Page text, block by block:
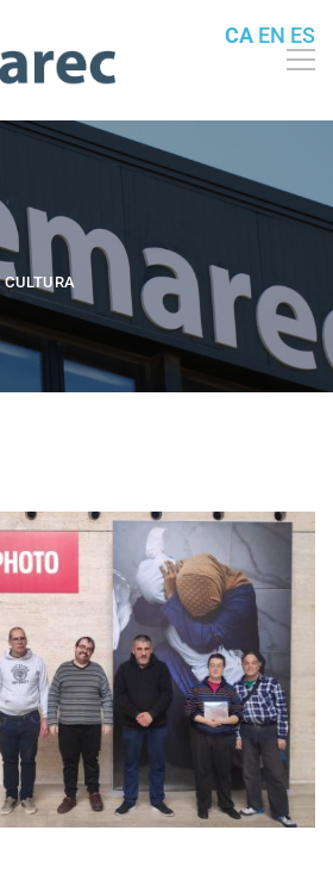
CULTURA
CA EN ES